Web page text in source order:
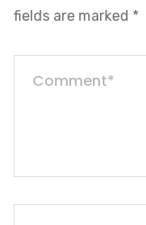
fields are marked *